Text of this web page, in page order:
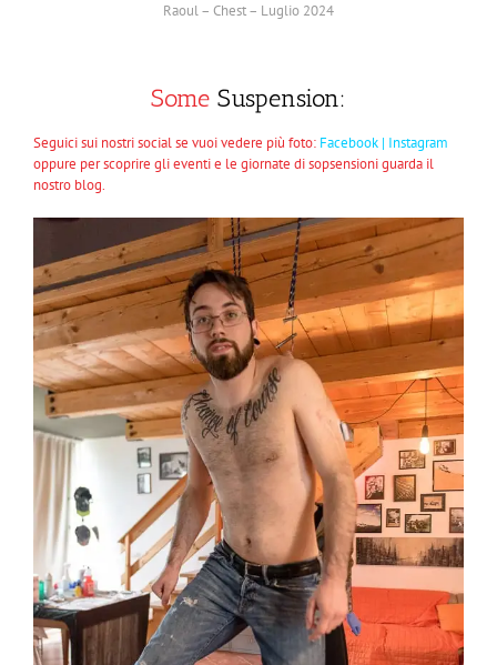
Raoul – Chest – Luglio 2024
Some Suspension:
Seguici sui nostri social se vuoi vedere più foto: Facebook| Instagram
oppure per scoprire gli eventi e le giornate di sopsensioni guarda il
nostro blog.